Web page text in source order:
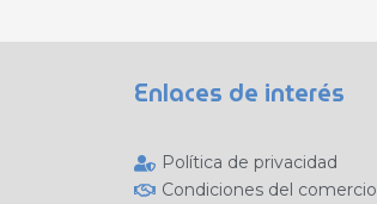
Enlaces de interés
Política de privacidad
Condiciones del comercio